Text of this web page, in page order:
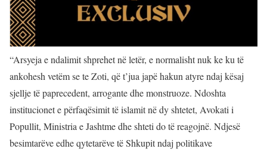
“Arsyeja e ndalimit shprehet në letër, e normalisht nuk ke ku të
ankohesh vetëm se te Zoti, që t’jua japë hakun atyre ndaj kësaj
sjellje të paprecedent, arrogante dhe monstruoze. Ndoshta
institucionet e përfaqësimit të islamit në dy shtetet, Avokati i
Popullit, Ministria e Jashtme dhe shteti do të reagojnë. Ndjesë
besimtarëve edhe qytetarëve të Shkupit ndaj politikave